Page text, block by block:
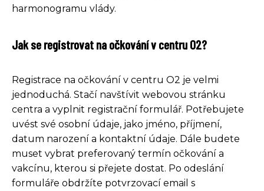
harmonogramu vlády.
Jak se registrovat na očkování v centru O2?
Registrace na očkování v centru O2 je velmi
jednoduchá. Stačí navštívit webovou stránku
centra a vyplnit registrační formulář. Potřebujete
uvést své osobní údaje, jako jméno, příjmení,
datum narození a kontaktní údaje. Dále budete
muset vybrat preferovaný termín očkování a
vakcínu, kterou si přejete dostat. Po odeslání
formuláře obdržíte potvrzovací email s